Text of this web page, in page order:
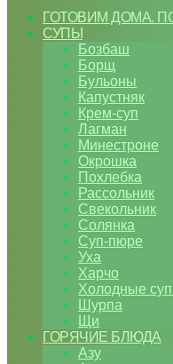
ГОТОВИМ ДОМА.
СУПЫ
Бозбаш
Борщ
Бульоны
Капустняк
Крем-суп
Лагман
Минестроне
Окрошка
Похлебка
Рассольник
Свекольник
Солянка
Суп-пюре
Уха
Харчо
Холодные
Шурпа
Щи
ГОРЯЧИЕ БЛЮДА
Азу